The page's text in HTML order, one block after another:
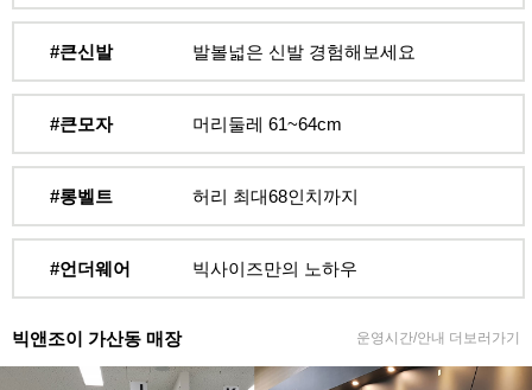
#큰신발 발볼넓은 신발 경험해보세요
#큰모자 머리둘레 61~64cm
#롱벨트 허리 최대68인치까지
#언더웨어 빅사이즈만의 노하우
빅앤조이 가산동 매장 운영시간/안내 더보러가기